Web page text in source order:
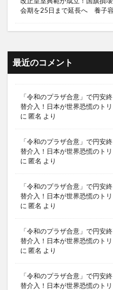
会期を25日まで延長へ 養子
最近のコメント
「令和のプラザ合意」で円安
替介入！日本が世界恐慌のト
に 匿名 より
「令和のプラザ合意」で円安
替介入！日本が世界恐慌のト
に 匿名 より
「令和のプラザ合意」で円安
替介入！日本が世界恐慌のト
に 匿名 より
「令和のプラザ合意」で円安
替介入！日本が世界恐慌のト
に 匿名 より
「令和のプラザ合意」で円安
替介入！日本が世界恐慌のト